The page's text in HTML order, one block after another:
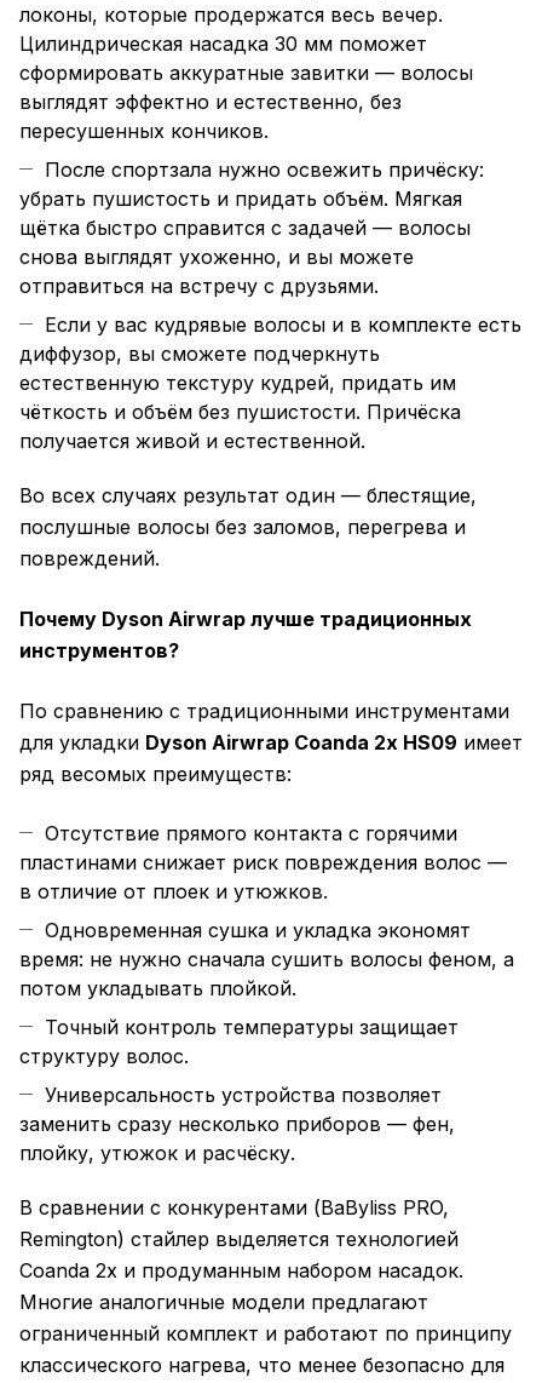
локоны, которые продержатся весь вечер.
Цилиндрическая насадка 30 мм поможет
сформировать аккуратные завитки — волосы
выглядят эффектно и естественно, без
пересушенных кончиков.
После спортзала нужно освежить причёску:
убрать пушистость и придать объём. Мягкая
щётка быстро справится с задачей — волосы
снова выглядят ухоженно, и вы можете
отправиться на встречу с друзьями.
Если у вас кудрявые волосы и в комплекте есть
диффузор, вы сможете подчеркнуть
естественную текстуру кудрей, придать им
чёткость и объём без пушистости. Причёска
получается живой и естественной.
Во всех случаях результат один — блестящие,
послушные волосы без заломов, перегрева и
повреждений.
Почему Dyson Airwrap лучше традиционных
инструментов?
По сравнению с традиционными инструментами
для укладки Dyson Airwrap Coanda 2x HS09 имеет
ряд весомых преимуществ:
Отсутствие прямого контакта с горячими
пластинами снижает риск повреждения волос —
в отличие от плоек и утюжков.
Одновременная сушка и укладка экономят
время: не нужно сначала сушить волосы феном, а
потом укладывать плойкой.
Точный контроль температуры защищает
структуру волос.
Универсальность устройства позволяет
заменить сразу несколько приборов — фен,
плойку, утюжок и расчёску.
В сравнении с конкурентами (BaByliss PRO,
Remington) стайлер выделяется технологией
Coanda 2x и продуманным набором насадок.
Многие аналогичные модели предлагают
ограниченный комплект и работают по принципу
классического нагрева, что менее безопасно для